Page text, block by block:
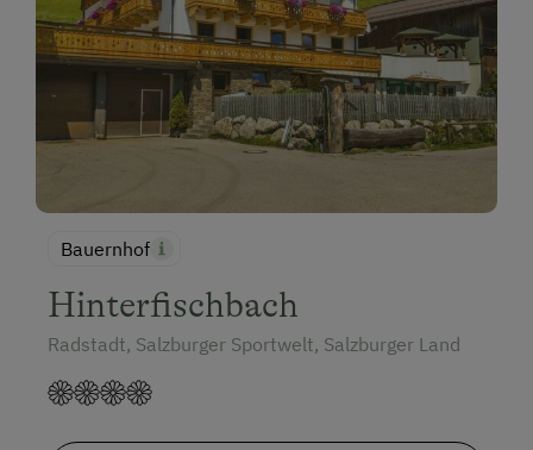
Bauernhof
Hinterfischbach
Radstadt, Salzburger Sportwelt, Salzburger Land